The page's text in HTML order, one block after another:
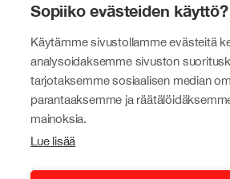
Sopiiko evästeiden käyttö?
Käytämme sivustollamme evästeitä
analysoidaksemme sivuston
tarjotaksemme sosiaalisen median
parantaaksemme ja
mainoksia.
Lue lisää
Brändimme
Tokmanni
SPAR Suomi
Click Shoes ja Shoe House
Dollarstore